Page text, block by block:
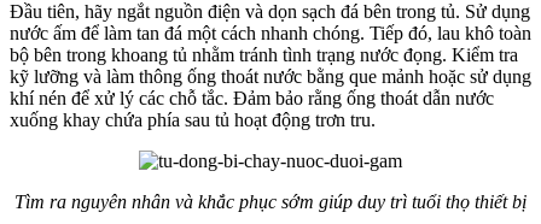
Đầu tiên, hãy ngắt nguồn điện và dọn sạch đá bên trong tủ. Sử dụng
nước ấm để làm tan đá một cách nhanh chóng. Tiếp đó, lau khô toàn
bộ bên trong khoang tủ nhằm tránh tình trạng nước đọng. Kiểm tra
kỹ lưỡng và làm thông ống thoát nước bằng que mảnh hoặc sử dụng
khí nén để xử lý các chỗ tắc. Đảm bảo rằng ống thoát dẫn nước
xuống khay chứa phía sau tủ hoạt động trơn tru.
Tìm ra nguyên nhân và khắc phục sớm giúp duy trì tuổi thọ thiết bị